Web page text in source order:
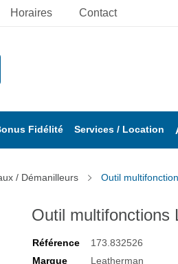
Horaires Contact
Fidélité Services / Location
/ Démanilleurs Outil
Outil multifonctions
Référence
173.832526
Marque
Leatherman